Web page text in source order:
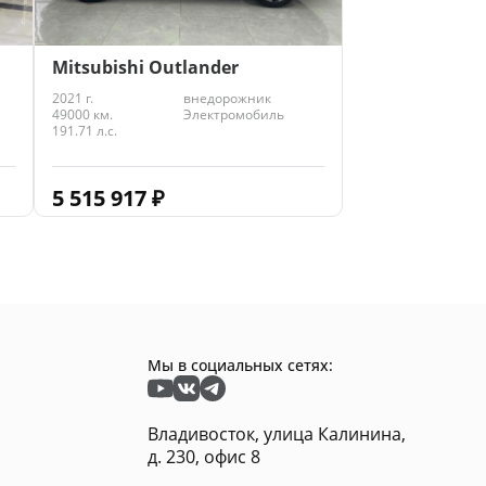
Mitsubishi Outlander
2021 г.
внедорожник
49000 км.
Электромобиль
191.71 л.с.
5 515 917₽
Мы в социальных сетях:
Владивосток, улица Калинина,
д. 230, офис 8